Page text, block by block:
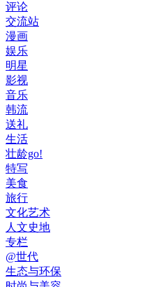
评论
交流站
漫画
娱乐
明星
影视
音乐
韩流
送礼
生活
壮龄go!
特写
美食
旅行
文化艺术
人文史地
专栏
@世代
生态与环保